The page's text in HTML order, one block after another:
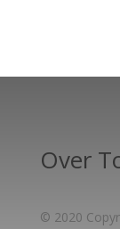
Over
© 2020